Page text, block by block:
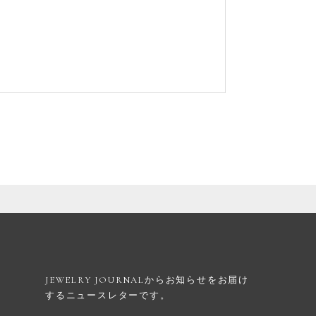
JEWELRY JOURNALからお知らせを お届け
するニュースレターです。